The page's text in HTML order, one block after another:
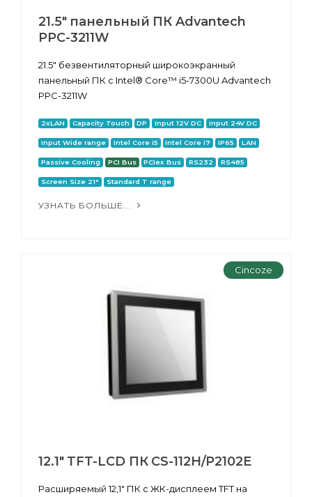
21.5" панельный ПК Advantech
PPC-3211W
21.5" безвентиляторный широкоэкранный
панельный ПК с Intel® Core™ i5-7300U Advantech
PPC-3211W
2xLAN Capacity Touch DP Input 12V DC Input 24V DC
Input Wide range Intel Core i5 Intel Core i7 IP65 LAN
Passive Cooling PCI Bus PCIex Bus RS232 RS485
Screen Size 21" Standard T range
УЗНАТЬ БОЛЬШЕ...
Cincoze
12.1" TFT-LCD ПК CS-112H/P2102E
Расширяемый 12,1" ПК с ЖК-дисплеем TFT на